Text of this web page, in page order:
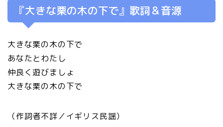
『大きな栗の木の下で』歌詞＆音源
大きな栗の木の下で
あなたとわたし
仲良く遊びましょ
大きな栗の木の下で
（作詞者不詳／イギリス民謡）